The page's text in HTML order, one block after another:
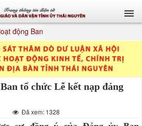
động Ban
tổ chức Lễ kết nạp đảng
Đã xem: 1328